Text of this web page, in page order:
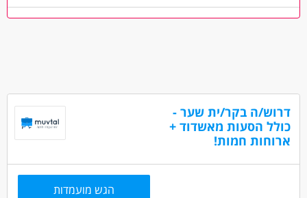
כללי /ללא הכשרה - עתודה ניהולית
דרוש/ה בקר/ית שער -
כולל הסעות מאשדוד +
ארוחות חמות!
הגש מועמדות